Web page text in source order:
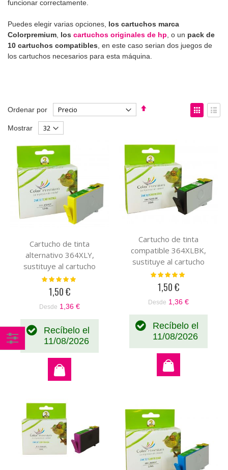
funcionar correctamente.
Puedes elegir varias opciones, los cartuchos marca
Colorpremium los cartuchos originales de hp , o un pack de
10 cartuchos compatibles , en este caso serian dos juegos de
los cartuchos necesarios para esta máquina.
Ordenar por
Fijar
Ver
como
Mostrar
Cartucho de tinta
alternativo 364XLY,
sustituye al cartucho
original amarillo
CB320EE-CB325EE
Valoración:
1,50 €
Desde 1,36 €
Recíbelo el
11/08/2026
Cartucho de tinta
compatible 364XLBK,
sustituye al cartucho
original negro CB316EE-
CN684EE
Valoración:
1,50 €
Desde 1,36 €
Recíbelo el
11/08/2026
Comprar